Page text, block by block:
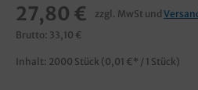
27,80 € zzgl. MwSt und
Brutto: 33,10 €
Inhalt: 2000 Stück (0,01 €* / 1 Stück)